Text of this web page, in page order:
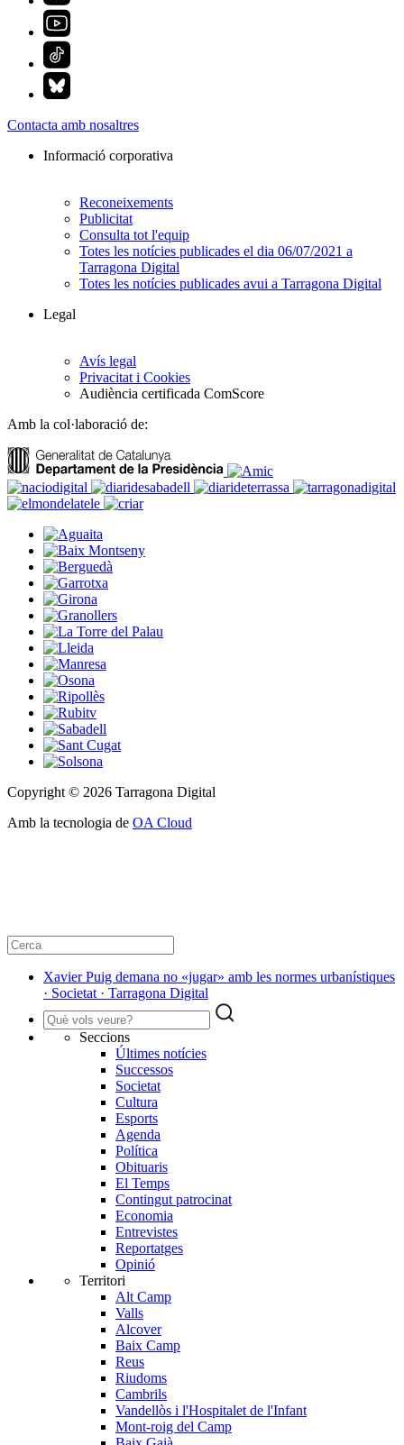
Contacta amb nosaltres
Informació corporativa
Reconeixements
Publicitat
Consulta tot l'equip
Totes les notícies publicades el dia 06/07/2021 a
Tarragona Digital
Totes les notícies publicades avui a Tarragona Digital
Legal
Avís legal
Privacitat i Cookies
Audiència certificada ComScore
Amb la col·laboració de:
Copyright © 2026 Tarragona Digital
Amb la tecnologia de OA Cloud
Xavier Puig demana no «jugar» amb les normes urbanístiques
· Societat · Tarragona Digital
Seccions
Últimes notícies
Successos
Societat
Cultura
Esports
Agenda
Política
Obituaris
El Temps
Contingut patrocinat
Economia
Entrevistes
Reportatges
Opinió
Territori
Alt Camp
Valls
Alcover
Baix Camp
Reus
Riudoms
Cambrils
Vandellòs i l'Hospitalet de l'Infant
Mont-roig del Camp